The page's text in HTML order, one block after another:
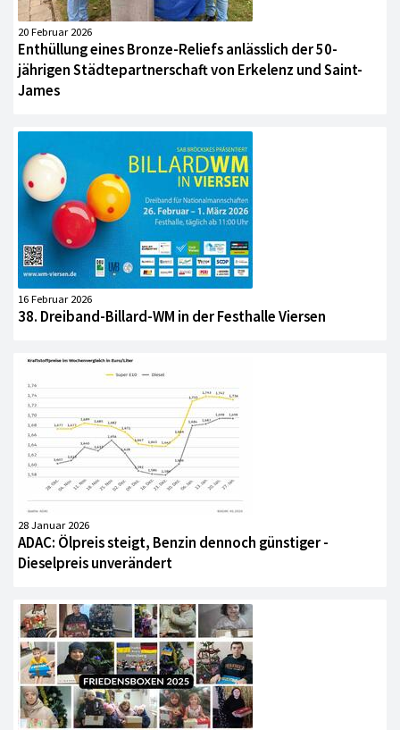
20 Februar 2026
Enthüllung eines Bronze-Reliefs anlässlich der 50-
jährigen Städtepartnerschaft von Erkelenz und Saint-
James
16 Februar 2026
38. Dreiband-Billard-WM in der Festhalle Viersen
28 Januar 2026
ADAC: Ölpreis steigt, Benzin dennoch günstiger -
Dieselpreis unverändert